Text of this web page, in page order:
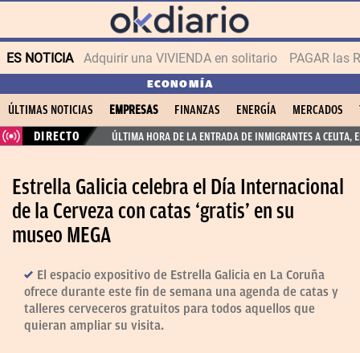
ES NOTICIA Adquirir una VIVIENDA en solitario PAGAR las
ECONOMÍA
ÚLTIMAS NOTICIAS EMPRESAS FINANZAS ENERGÍA MERCADOS
DIRECTO
ÚLTIMA HORA DE LA ENTRADA DE INMIGRANTES A CEUTA,
Estrella Galicia celebra el Día Internacional
de la Cerveza con catas ‘gratis’ en su
museo MEGA
El espacio expositivo de Estrella Galicia en La Coruña
ofrece durante este fin de semana una agenda de catas y
talleres cerveceros gratuitos para todos aquellos que
quieran ampliar su visita.